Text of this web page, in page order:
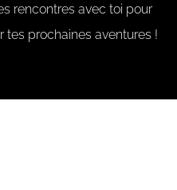
rencontres avec toi pour
tes prochaines aventures !